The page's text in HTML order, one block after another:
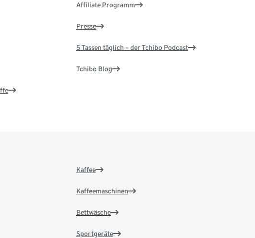
Affiliate Programm
Presse
5 Tassen täglich – der Tchibo Podcast
Tchibo Blog
Kaffee
Kaffeemaschinen
Bettwäsche
Sportgeräte